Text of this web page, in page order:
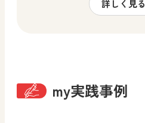
詳しく見る
my実践事例